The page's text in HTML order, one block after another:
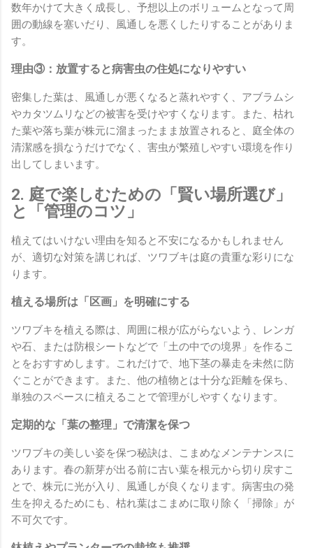
数年かけて大きく成長し、予想以上のボリュームとなって周
囲の動線を塞いだり、風通しを悪くしたりすることがありま
す。
理由③：放置すると病害虫の住処になりやすい
密集した葉は、風通しが悪くなると蒸れやすく、アブラムシ
やカタツムリなどの被害を受けやすくなります。また、枯れ
た葉や落ち葉が株元に溜まったまま放置されると、庭全体の
清潔感を損なうだけでなく、害虫が繁殖しやすい環境を作り
出してしまいます。
2. 庭で楽しむための「賢い場所選び」
と「管理のコツ」
植えてはいけない理由を知ると不安になるかもしれません
が、適切な対策を講じれば、ツワブキは庭の貴重な彩りにな
ります。
植える場所は「区画」を明確にする
ツワブキを植える際は、周囲に根が広がらないよう、レンガ
や石、または防根シートなどで「土の中での境界」を作るこ
とをおすすめします。これだけで、地下茎の暴走を未然に防
ぐことができます。また、他の植物とは十分な距離を保ち、
単独のスペースに植えることで管理がしやすくなります。
定期的な「葉の整理」で清潔を保つ
ツワブキの美しい姿を保つ秘訣は、こまめなメンテナンスに
あります。春の新芽が出る前に古い葉を根元から切り戻すこ
とで、株元に光が入り、風通しが良くなります。病害虫の発
生を抑えるためにも、枯れ葉はこまめに取り除く「掃除」が
不可欠です。